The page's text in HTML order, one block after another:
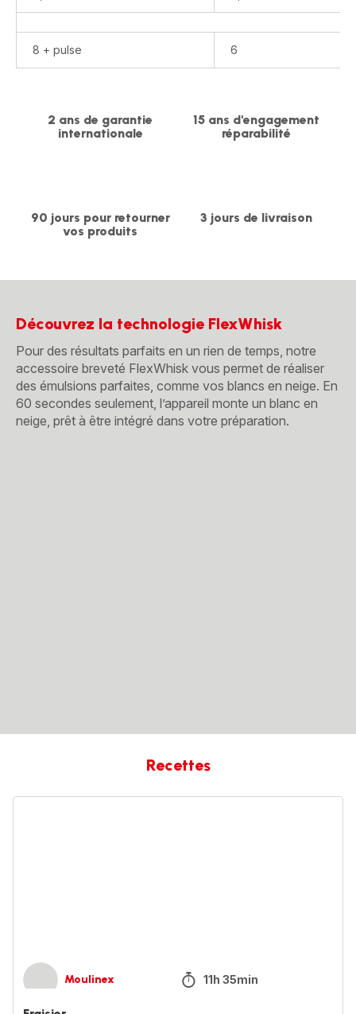
légumes,
Broyeur
et
W
8 + pulse 6
2 ans de garantie
internationale
15 ans d'engagement
réparabilité
90 jours pour retourner
vos produits
3 jours de livraison
Découvrez la technologie FlexWhisk
Pour des résultats parfaits en un rien de temps, notre
accessoire breveté FlexWhisk vous permet de réaliser
des émulsions parfaites, comme vos blancs en neige. En
60 secondes seulement, l’appareil monte un blanc en
neige, prêt à être intégré dans votre préparation.
Recettes
Moulinex 11h 35min